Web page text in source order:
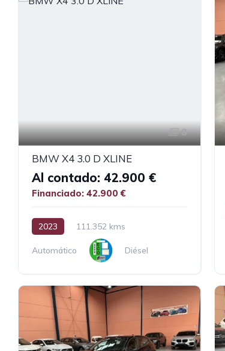
8
BMW X4 3.0 D XLINE
Al contado: 42.900 €
Financiado: 42.900 €
2023 111.352 kms
Automático Diésel